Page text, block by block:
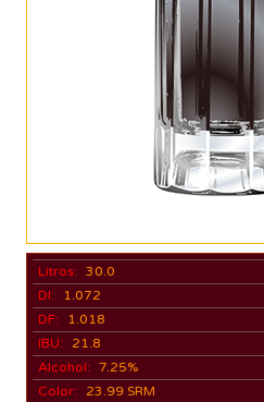
Litros: 30.0
DI:
1.072
DF:
1.018
IBU:
21.8
Alcohol: 7.25%
Color:
23.99 SRM